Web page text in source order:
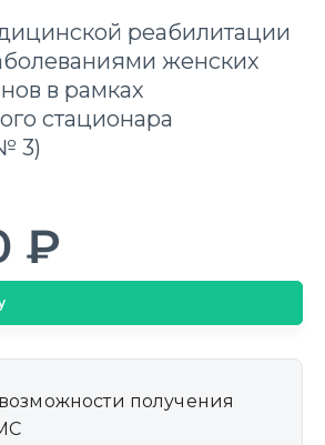
реабилитации
женских
в рамках
cтационара
3)
₽
получения